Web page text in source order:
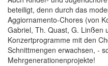
beteiligt, denn durch das
Aggiornamento-Chores (von
Gabriel, Th. Quast, G. Linßen
Konzertprogramme mit den
Schnittmengen erwachsen, -
Mehrgenerationenprojekte!